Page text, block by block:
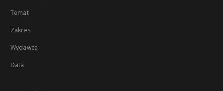
Temat
Zakres
Wydawca
Data